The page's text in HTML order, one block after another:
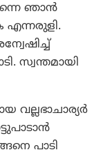
ഞാന്‍
എന്നരുളി.
സ്വന്തമായി
വല്ലഭാചാര്യര്‍
പാടി